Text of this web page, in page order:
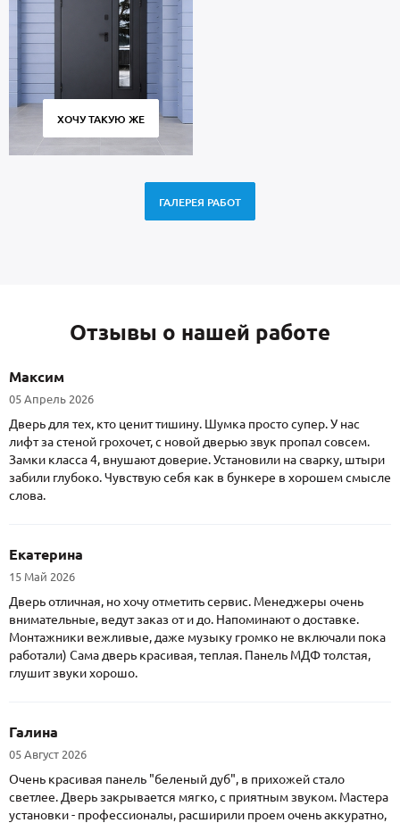
ХОЧУ ТАКУЮ ЖЕ
ГАЛЕРЕЯ РАБОТ
Отзывы о нашей работе
Максим
05 Апрель 2026
Дверь для тех, кто ценит тишину. Шумка просто супер. У нас
лифт за стеной грохочет, с новой дверью звук пропал совсем.
Замки класса 4, внушают доверие. Установили на сварку, штыри
забили глубоко. Чувствую себя как в бункере в хорошем смысле
слова.
Екатерина
15 Май 2026
Дверь отличная, но хочу отметить сервис. Менеджеры очень
внимательные, ведут заказ от и до. Напоминают о доставке.
Монтажники вежливые, даже музыку громко не включали пока
работали) Сама дверь красивая, теплая. Панель МДФ толстая,
глушит звуки хорошо.
Галина
05 Август 2026
Очень красивая панель "беленый дуб", в прихожей стало
светлее. Дверь закрывается мягко, с приятным звуком. Мастера
установки - профессионалы, расширили проем очень аккуратно,